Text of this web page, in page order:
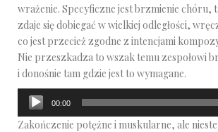
wrażenie. Specyficzne jest brzmienie chóru,
zdaje się dobiegać w wielkiej odległości,
co jest przecież zgodne z intencjami
Nie przeszkadza to wszak temu zespołowi
i donośnie tam gdzie jest to wymagane.
Odtwarzacz
plików
dźwiękowych
00:00
Zakończenie potężne i muskularne, ale